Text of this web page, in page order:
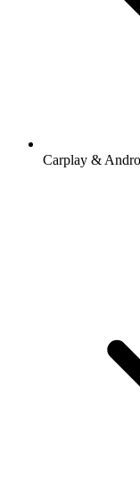
Carplay &